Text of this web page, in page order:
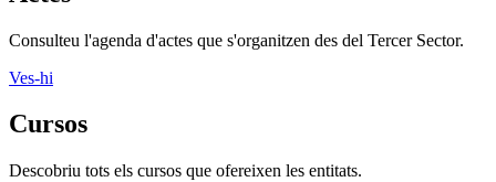
Consulteu l'agenda d'actes que s'organitzen des del Tercer Sector.
Ves-hi
Cursos
Descobriu tots els cursos que ofereixen les entitats.